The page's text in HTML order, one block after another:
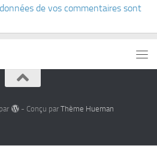
de vos commentaires sont
- Conçu par Thème Hueman